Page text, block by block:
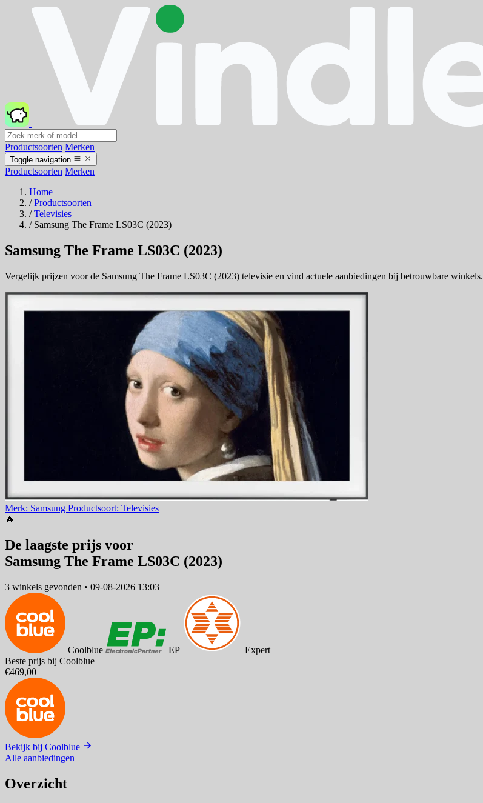
Productsoorten Merken
Toggle navigation
Productsoorten Merken
Home
/ Productsoorten
/ Televisies
/ Samsung The Frame LS03C (2023)
Samsung The Frame LS03C (2023)
Vergelijk prijzen voor de Samsung The Frame LS03C (2023) televisie en vind actuele aanbiedingen bij betrouwbare winkels.
Merk: Samsung Productsoort: Televisies
🔥
De laagste prijs voor
Samsung The Frame LS03C (2023)
3 winkels gevonden • 09-08-2026 13:03
Coolblue EP
Expert
Beste prijs bij Coolblue
€469,00
Bekijk bij Coolblue
Alle aanbiedingen
Overzicht